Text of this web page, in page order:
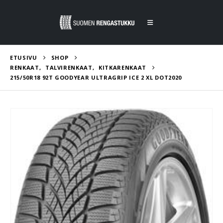
ETUSIVU
SHOP
RENKAAT, TALVIRENKAAT,
KITKARENKAAT
215/50R18 92T GOODYEAR ULTRAGRIP ICE 2 XL DOT2020